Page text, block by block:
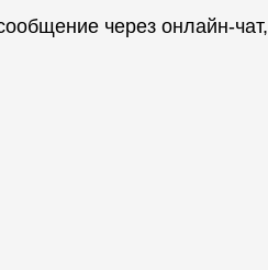
через онлайн-чат,